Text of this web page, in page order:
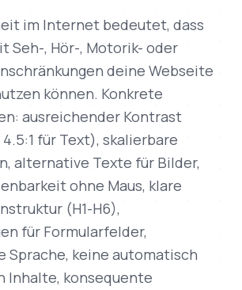
im Internet bedeutet, dass
Seh-, Hör-, Motorik- oder
deine Webseite
können. Konkrete
ausreichender Kontrast
für Text), skalierbare
alternative Texte für Bilder,
ohne Maus, klare
(H1-H6),
für Formularfelder,
Sprache, keine automatisch
Inhalte, konsequente